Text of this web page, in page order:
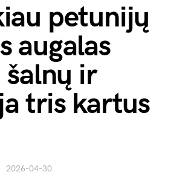
petunijų
augalas
ir
tris kartus
2026-04-30